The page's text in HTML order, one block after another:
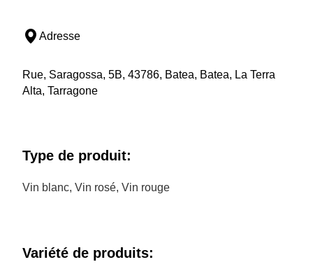
Adresse
Rue, Saragossa, 5B, 43786, Batea, Batea, La Terra
Alta, Tarragone
Type de produit:
Vin blanc, Vin rosé, Vin rouge
Variété de produits: